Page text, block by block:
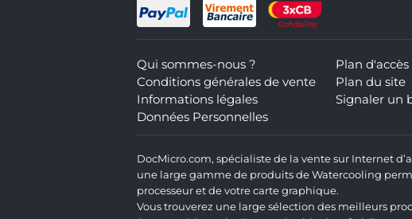
Qui sommes-nous ?
Conditions générales de vente
Informations légales
Données Personnelles
Plan d'accès
Plan du site
Signaler un
DocMicro.com, spécialiste de la vente sur Internet
une large gamme de produits de Watercooling
processeur et de votre carte graphique.
Vous trouverez une large sélection des meilleurs